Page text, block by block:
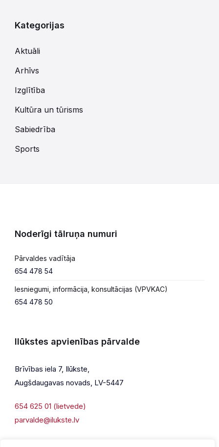
Kategorijas
Aktuāli
Arhīvs
Izglītība
Kultūra un tūrisms
Sabiedrība
Sports
Noderīgi tālruņa numuri
Pārvaldes vadītāja
654 478 54
Iesniegumi, informācija, konsultācijas (VPVKAC)
654 478 50
Ilūkstes apvienības pārvalde
Brīvības iela 7, Ilūkste,
Augšdaugavas novads, LV-5447
654 625 01 (lietvede)
parvalde@ilukste.lv